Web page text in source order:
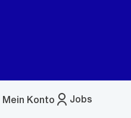
Jobs
Mein Konto
Menü